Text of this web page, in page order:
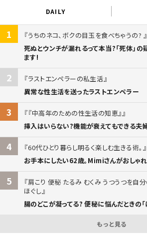
DAILY
1
うちのネコ、ボクの目玉を食べちゃうの?
死ぬとウンチが漏れるって本当?「死体」
ます!
2
ラストエンペラーの私生活
異常な性生活を送ったラストエンペラー
3
『中高年のための性生活の知恵』
挿入はいらない?機能が衰えてもできる夫
4
60代ひとり暮らし明るく楽しむ生きる術。
お手本にしたい62歳。Mimiさんがおしゃ
5
肩こり 便秘 たるみ むくみ うつうつを自
ほぐし
腸のどこが凝ってる? 便秘に悩んだときの「
もっと見る